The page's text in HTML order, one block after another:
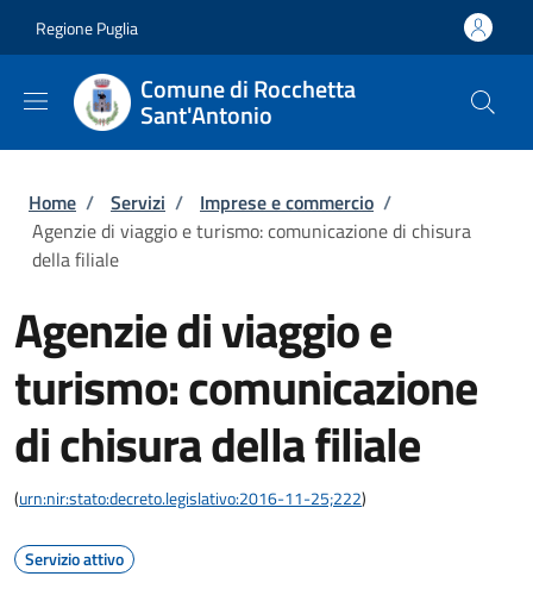
Regione Puglia
Comune di Rocchetta
Sant'Antonio
Briciole di pane
Home / Servizi / Imprese e commercio /
Agenzie di viaggio e turismo: comunicazione di chisura
della filiale
Agenzie di viaggio e
turismo: comunicazione
di chisura della filiale
(urn:nir:stato:decreto.legislativo:2016-11-25;222)
Servizio attivo